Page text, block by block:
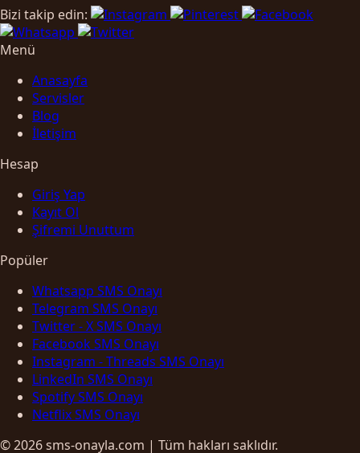
Bizi takip edin:
Menü
Anasayfa
Servisler
Blog
İletişim
Hesap
Giriş Yap
Kayıt Ol
Şifremi Unuttum
Popüler
Whatsapp SMS Onayı
Telegram SMS Onayı
Twitter - X SMS Onayı
Facebook SMS Onayı
Instagram - Threads SMS Onayı
LinkedIn SMS Onayı
Spotify SMS Onayı
Netflix SMS Onayı
© 2026 sms-onayla.com | Tüm hakları saklıdır.